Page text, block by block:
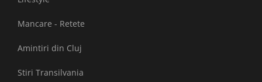
Mancare - Retete
Amintiri din Cluj
Stiri Transilvania